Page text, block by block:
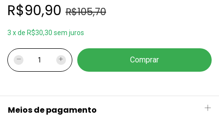
R$90,90 R$105,70
3 xde R$30,30 sem juros
Meios de pagamento